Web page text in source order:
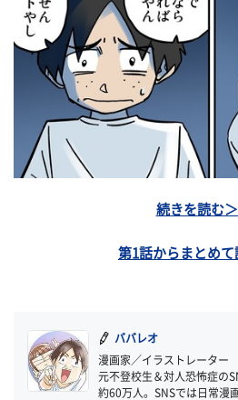
続きを読む
第1話からまとめて
ババレオ
漫画家／イラストレーター
元不登校生＆対人恐怖症の
約60万人。SNSでは日常漫